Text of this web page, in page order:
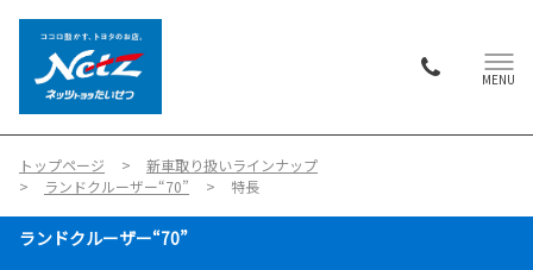
MENU
トップページ
新車取り扱いラインナップ
ランドクルーザー“70”
特長
ランドクルーザー“70”